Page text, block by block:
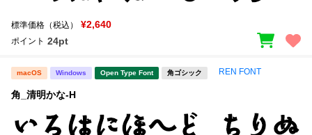
標準価格（税込） ¥2,640
ポイント 24pt
macOS Windows Open Type Font 角ゴシック REN FONT
角_清明かな-H